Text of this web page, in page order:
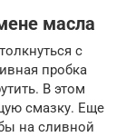
масла
с
пробка
В этом
смазку. Еще
на сливной